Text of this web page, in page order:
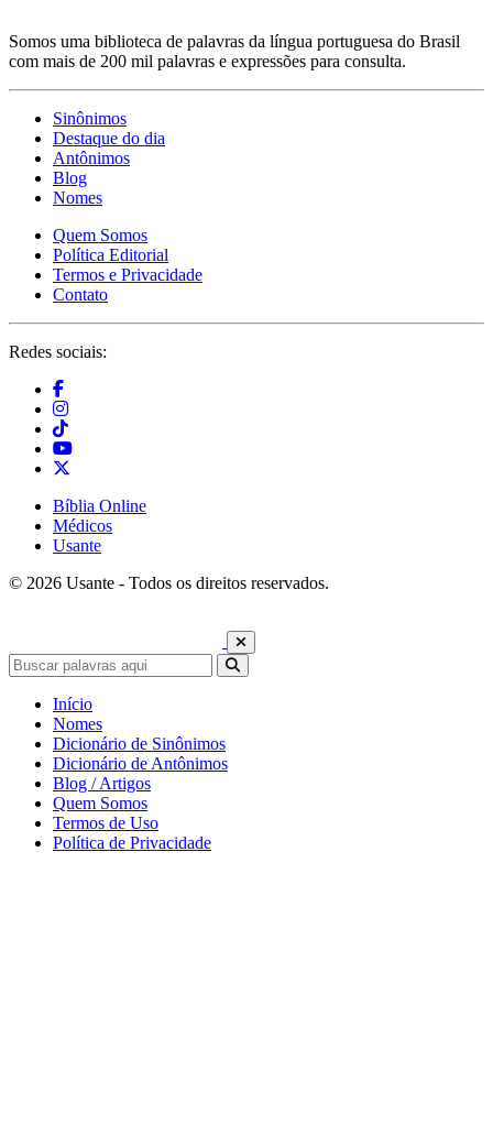
Somos uma biblioteca de palavras da língua portuguesa do Brasil
com mais de 200 mil palavras e expressões para consulta.
Sinônimos
Destaque do dia
Antônimos
Blog
Nomes
Quem Somos
Política Editorial
Termos e Privacidade
Contato
Redes sociais:
Bíblia Online
Médicos
Usante
© 2026 Usante - Todos os direitos reservados.
Início
Nomes
Dicionário de Sinônimos
Dicionário de Antônimos
Blog / Artigos
Quem Somos
Termos de Uso
Política de Privacidade